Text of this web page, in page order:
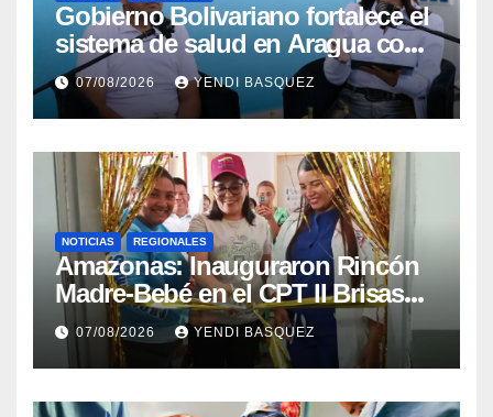
Gobierno Bolivariano fortalece el
sistema de salud en Aragua con
la reinauguración del CDI La
Mora
07/08/2026 YENDI BASQUEZ
NOTICIAS REGIONALES
​Amazonas: Inauguraron Rincón
Madre-Bebé en el CPT II Brisas
del Aeropuerto ​Inauguraron
Rincón
07/08/2026 YENDI BASQUEZ